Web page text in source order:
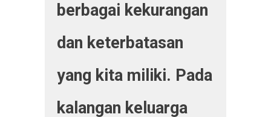
berbagai kekurangan
dan keterbatasan
yang kita miliki. Pada
kalangan keluarga